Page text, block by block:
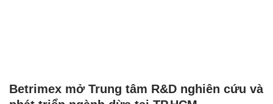
Betrimex mở Trung tâm R&D nghiên cứu và